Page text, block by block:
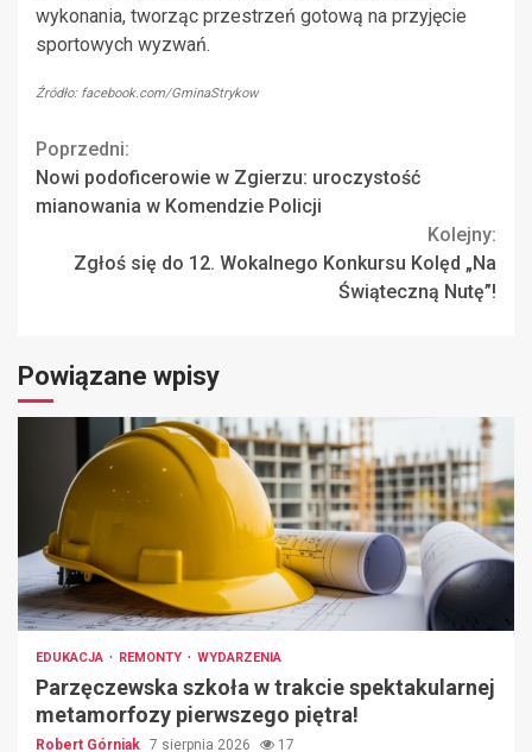
wykonania, tworząc przestrzeń gotową na przyjęcie
sportowych wyzwań.
Źródło: facebook.com/GminaStrykow
Continue
Reading
Poprzedni:
Nowi podoficerowie w Zgierzu: uroczystość
mianowania w Komendzie Policji
Kolejny:
Zgłoś się do 12. Wokalnego Konkursu Kolęd „Na
Świąteczną Nutę”!
Powiązane wpisy
EDUKACJA REMONTY WYDARZENIA
Parzęczewska szkoła w trakcie spektakularnej
metamorfozy pierwszego piętra!
Robert Górniak 7 sierpnia 2026 17